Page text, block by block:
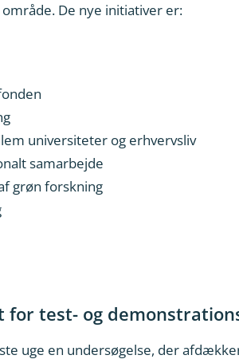
De nye initiativer er:
universiteter og erhvervsliv
samarbejde
grøn forskning
for test- og
uge en undersøgelse, der